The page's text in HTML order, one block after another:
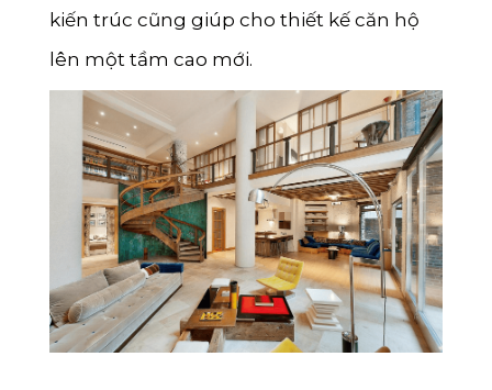
kiến trúc cũng giúp cho thiết kế căn hộ
lên một tầm cao mới.